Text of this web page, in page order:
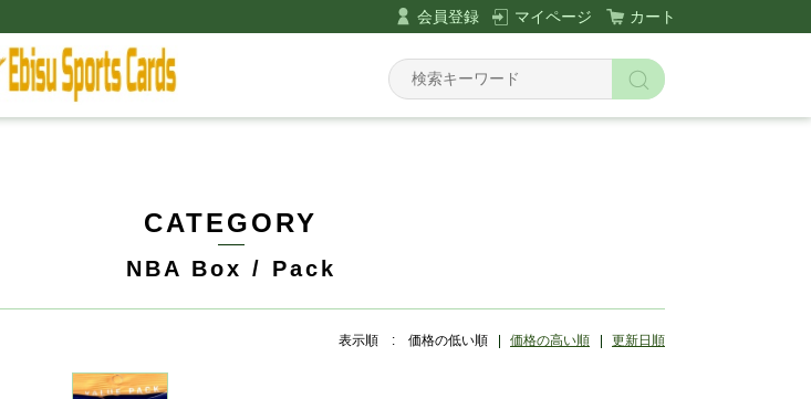
会員登録 マイページ カート
CATEGORY
NBA Box / Pack
表示順 : 価格の低い順 価格の高い順 更新日順